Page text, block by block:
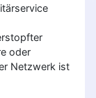
oder
Netzwerk ist